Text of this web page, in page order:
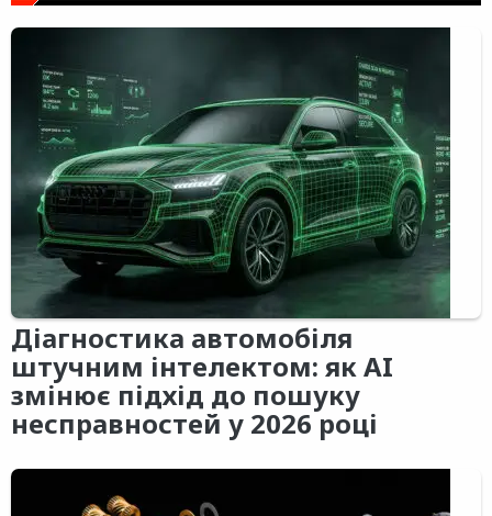
Діагностика автомобіля
штучним інтелектом: як AI
змінює підхід до пошуку
несправностей у 2026 році